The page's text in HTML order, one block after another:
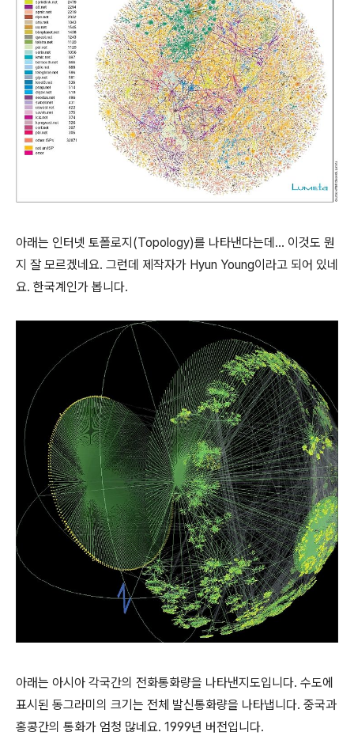
아래는 인터넷 토폴로지(Topology)를 나타낸다는데... 이것도 뭔
지 잘 모르겠네요. 그런데 제작자가 Hyun Young이라고 되어 있네
요. 한국계인가 봅니다.
아래는 아시아 각국간의 전화통화량을 나타낸지도입니다. 수도에
표시된 동그라미의 크기는 전체 발신통화량을 나타냅니다. 중국과
홍콩간의 통화가 엄청 많네요. 1999년 버전입니다.